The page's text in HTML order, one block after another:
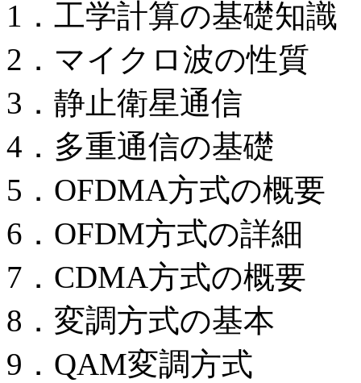
1．工学計算の基礎知識
2．マイクロ波の性質
3．静止衛星通信
4．多重通信の基礎
5．OFDMA方式の概要
6．OFDM方式の詳細
7．CDMA方式の概要
8．変調方式の基本
9．QAM変調方式